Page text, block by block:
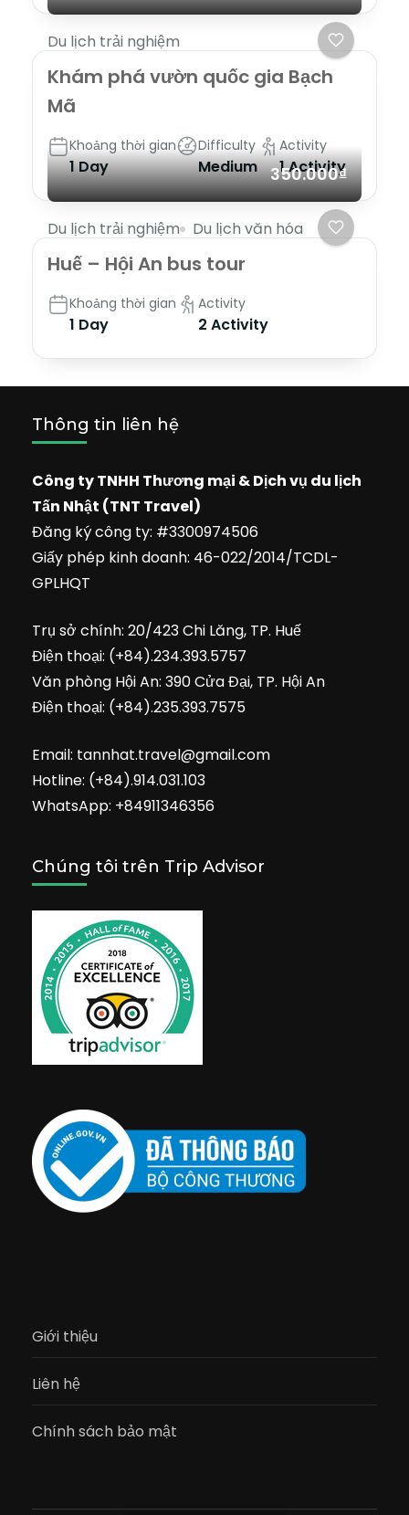
Du lịch trải nghiệm
Khám phá vườn quốc gia Bạch
Mã
Khoảng thời gian
1 Day
Difficulty
Medium
Activity
1 Activity
350.000₫
Du lịch trải nghiệm Du lịch văn hóa
Huế – Hội An bus tour
Khoảng thời gian
1 Day
Activity
2 Activity
Thông tin liên hệ
Công ty TNHH Thương mại & Dịch vụ du lịch
Tấn Nhật (TNT Travel)
Đăng ký công ty: #3300974506
Giấy phép kinh doanh: 46-022/2014/TCDL-
GPLHQT
Trụ sở chính: 20/423 Chi Lăng, TP. Huế
Điện thoại: (+84).234.393.5757
Văn phòng Hội An: 390 Cửa Đại, TP. Hội An
Điện thoại: (+84).235.393.7575
Email: tannhat.travel@gmail.com
Hotline: (+84).914.031.103
WhatsApp: +84911346356
Chúng tôi trên Trip Advisor
Giới thiệu
Liên hệ
Chính sách bảo mật